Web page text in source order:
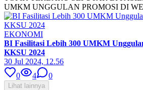
UMKM UNGGULAN PROMOSI DI
EKONOMI
BI Fasilitasi Lebih 300 UMKM
KKSU 2024
30 Jul 2024, 12.56
0
4 0
Lihat lainnya